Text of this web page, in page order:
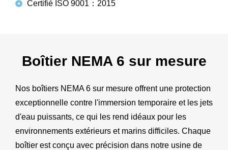
Certifié ISO 9001：2015
Boîtier NEMA 6 sur mesure
Nos boîtiers NEMA 6 sur mesure offrent une protection
exceptionnelle contre l'immersion temporaire et les jets
d'eau puissants, ce qui les rend idéaux pour les
environnements extérieurs et marins difficiles. Chaque
boîtier est conçu avec précision dans notre usine de